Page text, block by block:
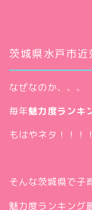
茨城県水戸市
なぜなのか、、、
毎年魅力度ランキ
もはやネタ！！！！
そんな茨城県で子
魅力度ランキング